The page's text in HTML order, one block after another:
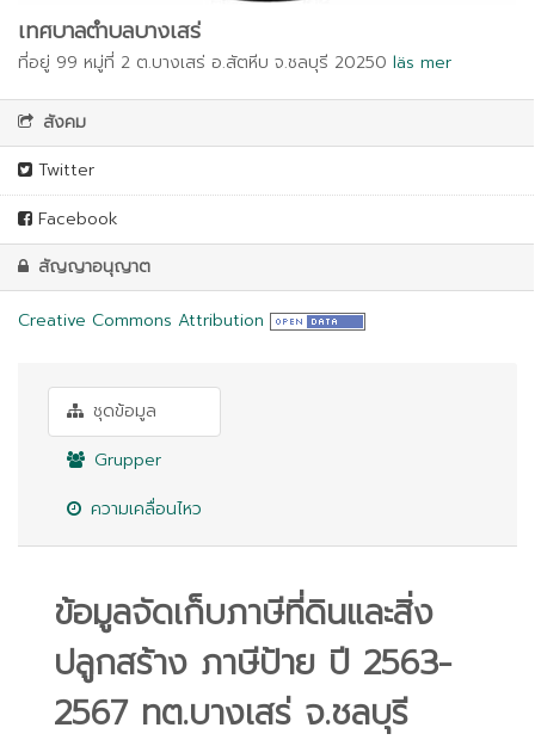
เทศบาลตำบลบางเสร่
ที่อยู่ 99 หมู่ที่ 2 ต.บางเสร่ อ.สัตหีบ จ.ชลบุรี 20250 läs mer
สังคม
Twitter
Facebook
สัญญาอนุญาต
Creative Commons Attribution
ชุดข้อมูล
Grupper
ความเคลื่อนไหว
ข้อมูลจัดเก็บภาษีที่ดินและสิ่ง
ปลูกสร้าง ภาษีป้าย ปี 2563-
2567 ทต.บางเสร่ จ.ชลบุรี